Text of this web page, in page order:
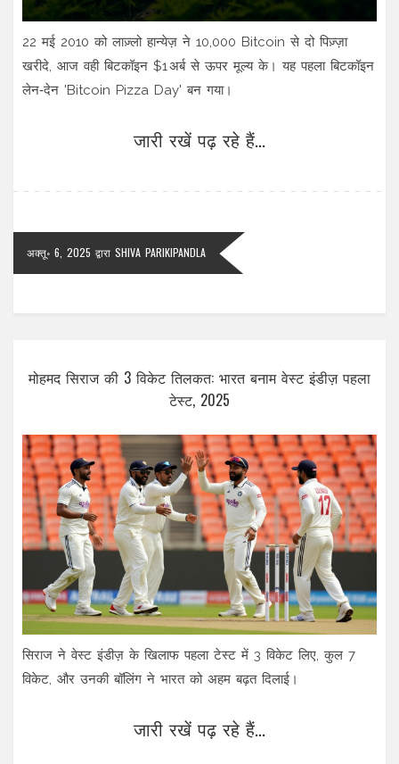
22 मई 2010 को लाज़्लो हान्येज़ ने 10,000 Bitcoin से दो पिज़्ज़ा
खरीदे, आज वही बिटकॉइन $1 अर्ब से ऊपर मूल्य के। यह पहला बिटकॉइन
लेन‑देन 'Bitcoin Pizza Day' बन गया।
जारी रखें पढ़ रहे हैं...
अक्तू॰ 6, 2025 द्वारा SHIVA PARIKIPANDLA
मोहमद सिराज की 3 विकेट तिलकत: भारत बनाम वेस्ट इंडीज़ पहला
टेस्ट, 2025
सिराज ने वेस्ट इंडीज़ के खिलाफ पहला टेस्ट में 3 विकेट लिए, कुल 7
विकेट, और उनकी बॉलिंग ने भारत को अहम बढ़त दिलाई।
जारी रखें पढ़ रहे हैं...